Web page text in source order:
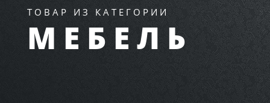
ТОВАР ИЗ КАТЕГОРИИ
МЕБЕЛЬ